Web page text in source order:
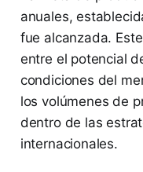
anuales,
fue alcanzada.
entre el potencial
condiciones del
los volúmenes de
dentro de las
internacionales.